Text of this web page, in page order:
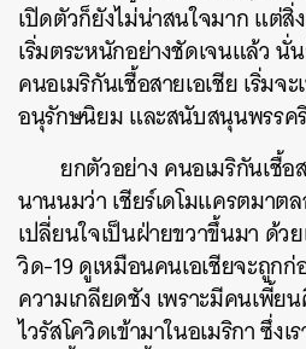
เปิดตัวก็ยังไม่น่าสนใจมาก แต่
เริ่มตระหนักอย่างชัดเจนแล้ว นั่
คนอเมริกันเชื้อสายเอเชีย เริ่มจ
อนุรักษนิยม และสนับสนุนพรรค
ยกตัวอย่าง คนอเมริกันเชื้
นานนมว่า เชียร์เดโมแครตมา
เปลี่ยนใจเป็นฝ่ายขวาขึ้นมา ด้ว
วิด-19 ดูเหมือนคนเอเชียจะถูก
ความเกลียดชัง เพราะมีคนเพี้ย
ไวรัสโควิดเข้ามาในอเมริกา ซึ่ง